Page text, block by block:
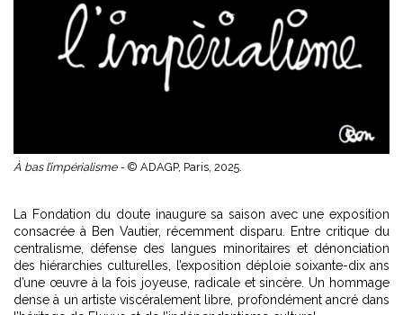
À bas l’impérialisme - © ADAGP, Paris, 2025.
La Fondation du doute inaugure sa saison avec une exposition
consacrée à Ben Vautier, récemment disparu. Entre critique du
centralisme, défense des langues minoritaires et dénonciation
des hiérarchies culturelles, l’exposition déploie soixante-dix ans
d’une œuvre à la fois joyeuse, radicale et sincère. Un hommage
dense à un artiste viscéralement libre, profondément ancré dans